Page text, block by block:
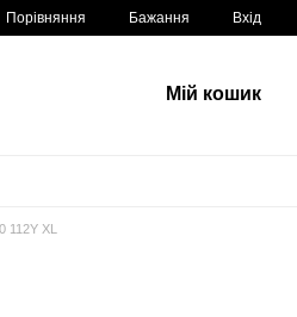
Порівняння Бажання Вхід
Мій кошик
112Y XL